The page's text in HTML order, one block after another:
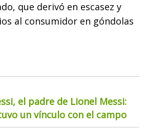
que derivó en escasez y
al consumidor en góndolas
el padre de Lionel Messi:
un vínculo con el campo